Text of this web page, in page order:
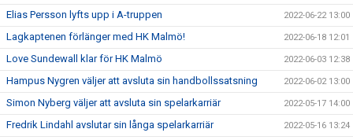
Elias Persson lyfts upp i A-truppen 2022-06-22 13:00
Lagkaptenen förlänger med HK Malmö! 2022-06-18 12:01
Love Sundewall klar för HK Malmö 2022-06-03 12:38
Hampus Nygren väljer att avsluta sin handbollssatsning 2022-06-02 13:00
Simon Nyberg väljer att avsluta sin spelarkarriär 2022-05-17 14:00
Fredrik Lindahl avslutar sin långa spelarkarriär 2022-05-16 13:24